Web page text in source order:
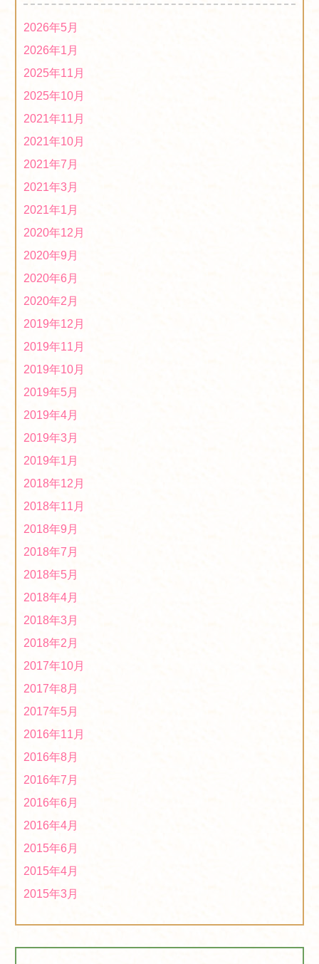
オリジナル布製マスク販売中！
2019年度「第４回ほっとはぁーとマーケット」に出店し
ます！ 2019/12/24
１２月２日、１２月３日に女子ハンドボール世界選手権
ファンゾーンに出店しています！
第7回ミニ文化祭を開催中です。１１月５日(火）～１１
月１６日(土）
２０１９年度「障がい者福祉施設商品展示・商談会(県
庁)について」に出展します！
「第２４回くまもと物産フェア」に出店します！
2019/10/19
2019年度「第３回ほっとはぁーとマーケット」に出店し
ます！ 2019/10/02
2026年5月
2026年1月
2025年11月
2025年10月
2021年11月
2021年10月
2021年7月
2021年3月
2021年1月
2020年12月
2020年9月
2020年6月
2020年2月
2019年12月
2019年11月
2019年10月
2019年5月
2019年4月
2019年3月
2019年1月
2018年12月
2018年11月
2018年9月
2018年7月
2018年5月
2018年4月
2018年3月
2018年2月
2017年10月
2017年8月
2017年5月
2016年11月
2016年8月
2016年7月
2016年6月
2016年4月
2015年6月
2015年4月
2015年3月